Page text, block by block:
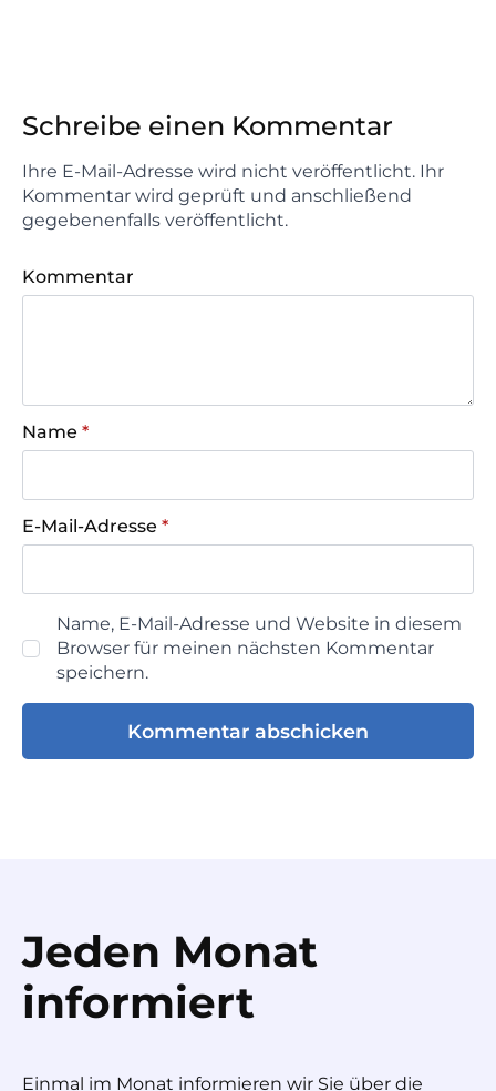
Schreibe einen Kommentar
Ihre E-Mail-Adresse wird nicht veröffentlicht. Ihr
Kommentar wird geprüft und anschließend
gegebenenfalls veröffentlicht.
Kommentar
Name *
E-Mail-Adresse *
Name, E-Mail-Adresse und Website in diesem
Browser für meinen nächsten Kommentar
speichern.
Jeden Monat
informiert
Einmal im Monat informieren wir Sie über die